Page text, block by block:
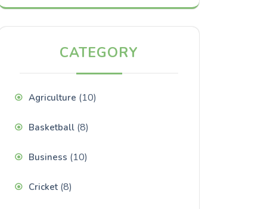
CATEGORY
Agriculture (10)
Basketball (8)
Business (10)
Cricket (8)